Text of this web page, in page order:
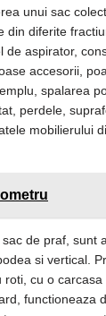
unui sac
din diferite
de aspirator,
accesorii,
spalarea
perdele,
mobilierului
de praf, sunt
si vertical.
cu o
functioneaza